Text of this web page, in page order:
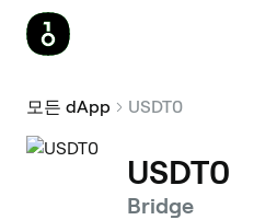
모든 dApp USDT0
USDT0
Bridge